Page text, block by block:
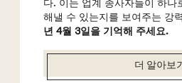
다. 이는 업계 종사자들이 하나
해낼 수 있는지를 보여주는 강
년 4월 3일을 기억해 주세요.
더 알아보기